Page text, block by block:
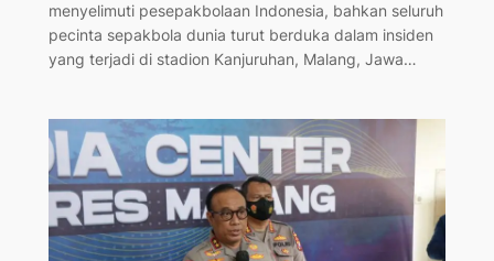
menyelimuti pesepakbolaan Indonesia, bahkan seluruh
pecinta sepakbola dunia turut berduka dalam insiden
yang terjadi di stadion Kanjuruhan, Malang, Jawa…